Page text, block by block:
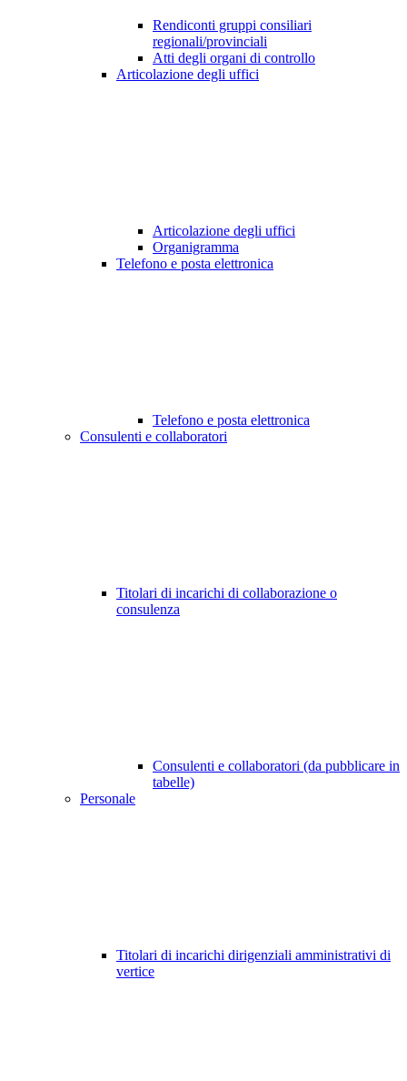
Rendiconti gruppi consiliari
regionali/provinciali
Atti degli organi di controllo
Articolazione degli uffici
Articolazione degli uffici
Organigramma
Telefono e posta elettronica
Telefono e posta elettronica
Consulenti e collaboratori
Titolari di incarichi di collaborazione o
consulenza
Consulenti e collaboratori (da pubblicare in
tabelle)
Personale
Titolari di incarichi dirigenziali amministrativi di
vertice